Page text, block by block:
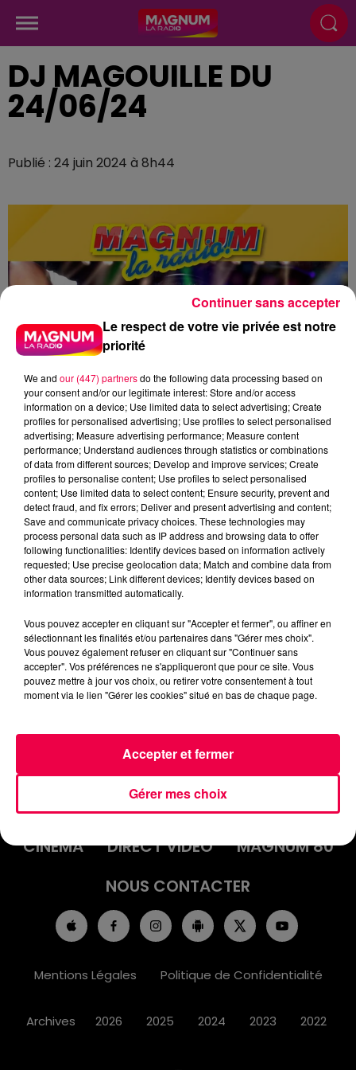
DJ MAGOUILLE DU
24/06/24
Publié : 24 juin 2024 à 8h44
DJ Magouille
Crédit :DJ Magouille
INFOS
AGENDA
JEUX
PODCASTS
CINÉMA
DIRECT VIDÉO
MAGNUM 80
NOUS CONTACTER
Mentions Légales Politique de Confidentialité
Archives 2026 2025 2024 2023 2022
Le respect de votre vie privée est notre
priorité
We and our (447) partnersdo the following data processing based on
your consent and/or our legitimate interest: Store and/or access
information on a device; Use limited data to select advertising; Create
profiles for personalised advertising; Use profiles to select personalised
advertising; Measure advertising performance; Measure content
performance; Understand audiences through statistics or combinations
of data from different sources; Develop and improve services; Create
profiles to personalise content; Use profiles to select personalised
content; Use limited data to select content; Ensure security, prevent and
detect fraud, and fix errors; Deliver and present advertising and content;
Save and communicate privacy choices. These technologies may
process personal data such as IP address and browsing data to offer
following functionalities: Identify devices based on information actively
requested; Use precise geolocation data; Match and combine data from
other data sources; Link different devices; Identify devices based on
information transmitted automatically.
Vous pouvez accepter en cliquant sur "Accepter et fermer", ou affiner en
sélectionnant les finalités et/ou partenaires dans "Gérer mes choix".
Vous pouvez également refuser en cliquant sur "Continuer sans
accepter". Vos préférences ne s'appliqueront que pour ce site. Vous
pouvez mettre à jour vos choix, ou retirer votre consentement à tout
moment via le lien "Gérer les cookies" situé en bas de chaque page.
Gérer mes choix
Accepter et fermer
Continuer sans accepter